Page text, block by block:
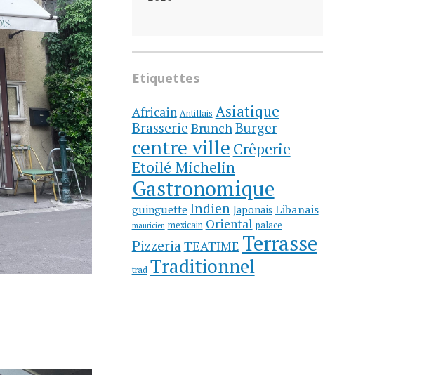
Etiquettes
Africain Antillais Asiatique
Brasserie Brunch Burger
centre ville Crêperie
Etoilé Michelin
Gastronomique
guinguette Indien Japonais Libanais
mauricien mexicain Oriental palace
Pizzeria TEATIME Terrasse
trad Traditionnel